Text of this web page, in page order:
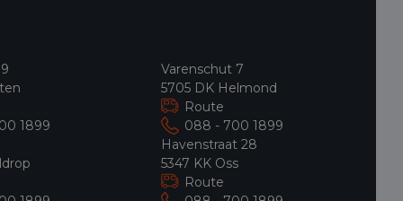
1899
Varenschut 7
5705 DK Helmond
Route
088 - 700 1899
Havenstraat 28
5347 KK Oss
Route